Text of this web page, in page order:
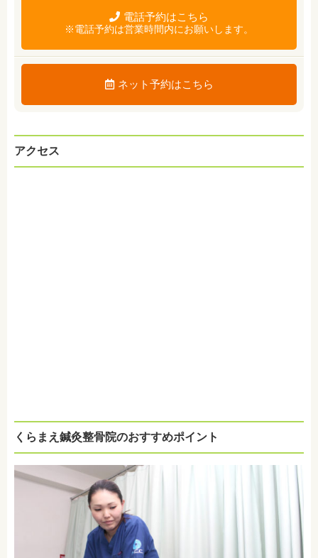
電話予約はこちら
※電話予約は営業時間内にお願いします。
ネット予約はこちら
アクセス
くらまえ鍼灸整骨院のおすすめポイント